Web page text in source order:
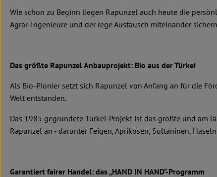
Wie schon zu Beginn liegen Rapunzel auch heute die
Agrar-Ingenieure und der rege Austausch miteinander
Das größte Rapunzel Anbauprojekt: Bio aus der Türkei
Als Bio-Pionier setzt sich Rapunzel von Anfang an für die
Welt entstanden.
Das 1985 gegründete Türkei-Projekt ist das größte und am
Rapunzel an - darunter Feigen, Aprikosen, Sultaninen,
Garantiert fairer Handel: das „HAND IN HAND“-Programm